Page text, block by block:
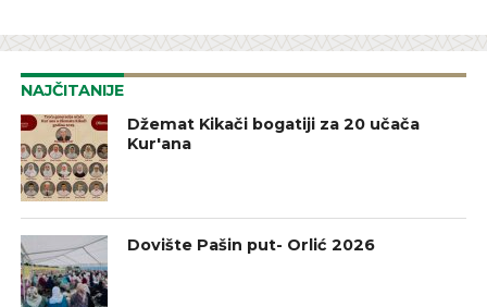
NAJČITANIJE
Džemat Kikači bogatiji za 20 učača
Kur'ana
Dovište Pašin put- Orlić 2026